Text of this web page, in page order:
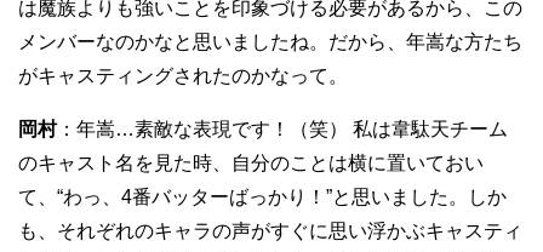
は魔族よりも強いことを印象づける必要があるから、この
メンバーなのかなと思いましたね。だから、年嵩な方たち
がキャスティングされたのかなって。
岡村：年嵩…素敵な表現です！（笑） 私は韋駄天チーム
のキャスト名を見た時、自分のことは横に置いておい
て、“わっ、4番バッターばっかり！”と思いました。しか
も、それぞれのキャラの声がすぐに思い浮かぶキャスティ